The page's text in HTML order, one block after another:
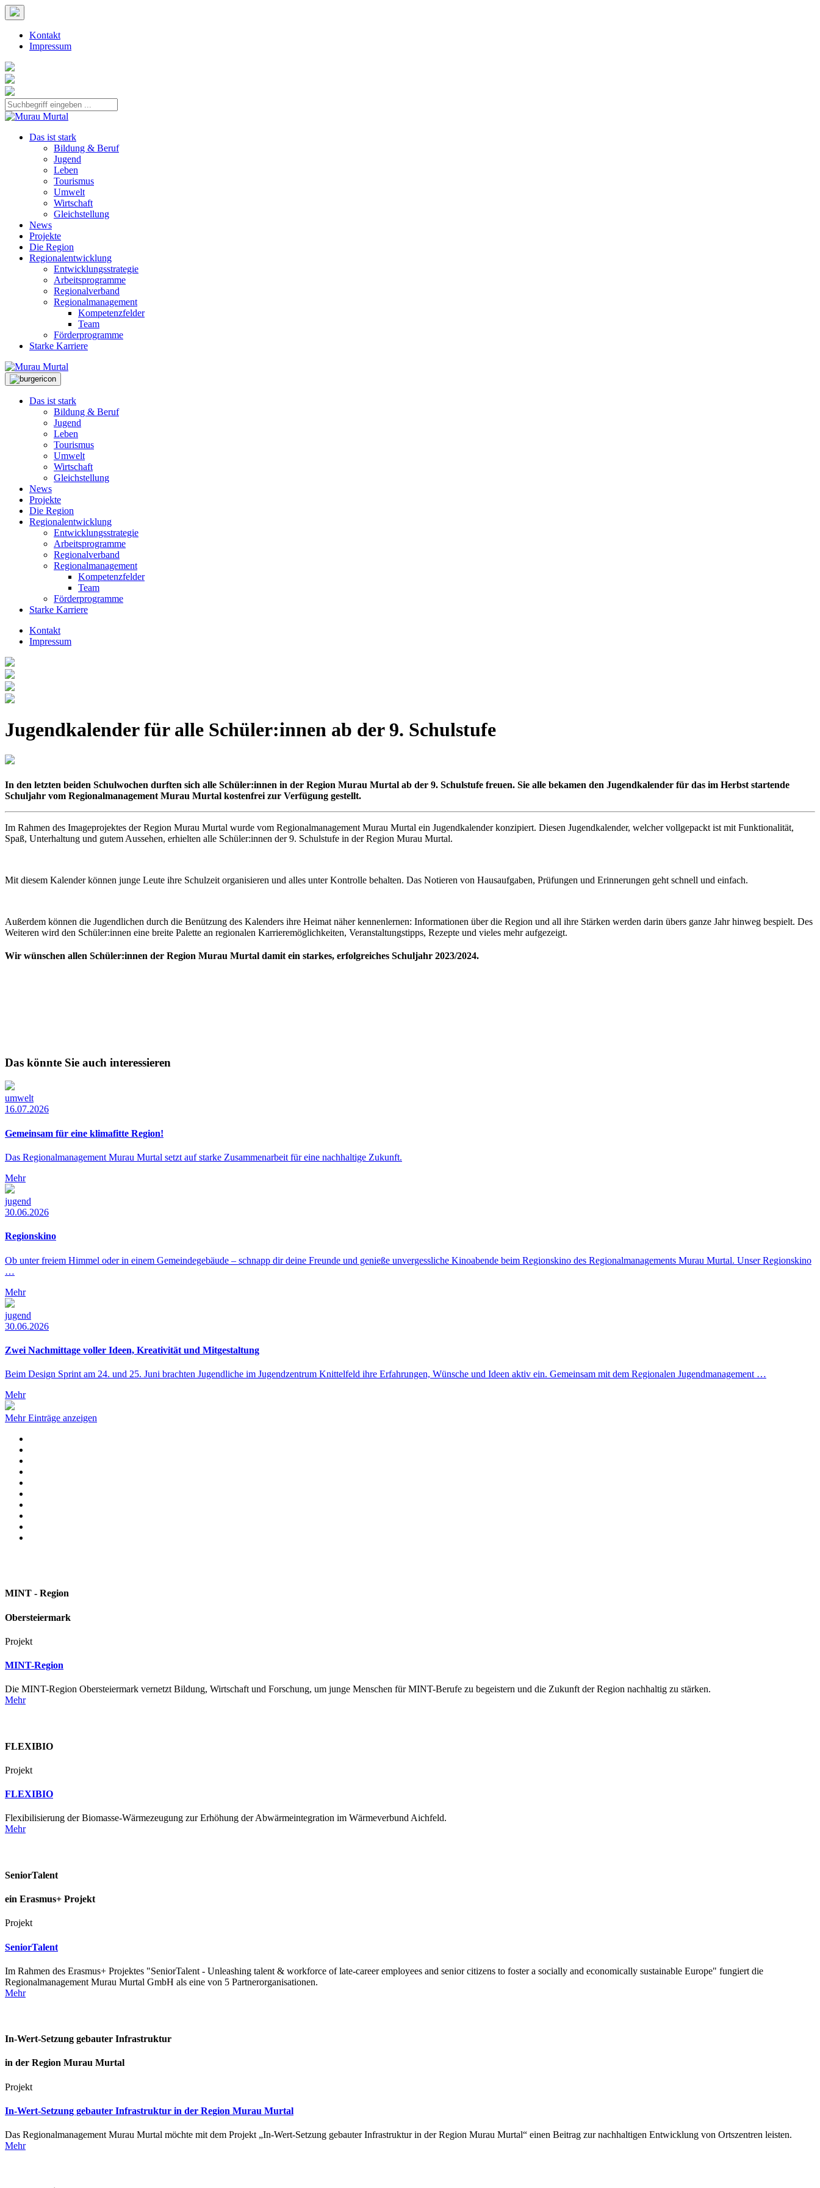
Kontakt
Impressum
Das ist stark
Bildung & Beruf
Jugend
Leben
Tourismus
Umwelt
Wirtschaft
Gleichstellung
News
Projekte
Die Region
Regionalentwicklung
Entwicklungsstrategie
Arbeitsprogramme
Regionalverband
Regionalmanagement
Kompetenzfelder
Team
Förderprogramme
Starke Karriere
Das ist stark
Bildung & Beruf
Jugend
Leben
Tourismus
Umwelt
Wirtschaft
Gleichstellung
News
Projekte
Die Region
Regionalentwicklung
Entwicklungsstrategie
Arbeitsprogramme
Regionalverband
Regionalmanagement
Kompetenzfelder
Team
Förderprogramme
Starke Karriere
Kontakt
Impressum
Jugendkalender für alle Schüler:innen ab der 9. Schulstufe
In den letzten beiden Schulwochen durften sich alle Schüler:innen in der Region Murau Murtal ab der 9. Schulstufe freuen. Sie alle bekamen den Jugendkalender für das im Herbst startende
Schuljahr vom Regionalmanagement Murau Murtal kostenfrei zur Verfügung gestellt.
Im Rahmen des Imageprojektes der Region Murau Murtal wurde vom Regionalmanagement Murau Murtal ein Jugendkalender konzipiert. Diesen Jugendkalender, welcher vollgepackt ist mit Funktionalität,
Spaß, Unterhaltung und gutem Aussehen, erhielten alle Schüler:innen der 9. Schulstufe in der Region Murau Murtal.
Mit diesem Kalender können junge Leute ihre Schulzeit organisieren und alles unter Kontrolle behalten. Das Notieren von Hausaufgaben, Prüfungen und Erinnerungen geht schnell und einfach.
Außerdem können die Jugendlichen durch die Benützung des Kalenders ihre Heimat näher kennenlernen: Informationen über die Region und all ihre Stärken werden darin übers ganze Jahr hinweg bespielt. Des
Weiteren wird den Schüler:innen eine breite Palette an regionalen Karrieremöglichkeiten, Veranstaltungstipps, Rezepte und vieles mehr aufgezeigt.
Wir wünschen allen Schüler:innen der Region Murau Murtal damit ein starkes, erfolgreiches Schuljahr 2023/2024.
Das könnte Sie auch interessieren
umwelt
16.07.2026
Gemeinsam für eine klimafitte Region!
Das Regionalmanagement Murau Murtal setzt auf starke Zusammenarbeit für eine nachhaltige Zukunft.
Mehr
jugend
30.06.2026
Regionskino
Ob unter freiem Himmel oder in einem Gemeindegebäude – schnapp dir deine Freunde und genieße unvergessliche Kinoabende beim Regionskino des Regionalmanagements Murau Murtal. Unser Regionskino
…
Mehr
jugend
30.06.2026
Zwei Nachmittage voller Ideen, Kreativität und Mitgestaltung
Beim Design Sprint am 24. und 25. Juni brachten Jugendliche im Jugendzentrum Knittelfeld ihre Erfahrungen, Wünsche und Ideen aktiv ein. Gemeinsam mit dem Regionalen Jugendmanagement …
Mehr
Mehr Einträge anzeigen
MINT - Region
Obersteiermark
Projekt
MINT-Region
Die MINT-Region Obersteiermark vernetzt Bildung, Wirtschaft und Forschung, um junge Menschen für MINT-Berufe zu begeistern und die Zukunft der Region nachhaltig zu stärken.
Mehr
FLEXIBIO
Projekt
FLEXIBIO
Flexibilisierung der Biomasse-Wärmezeugung zur Erhöhung der Abwärmeintegration im Wärmeverbund Aichfeld.
Mehr
SeniorTalent
ein Erasmus+ Projekt
Projekt
SeniorTalent
Im Rahmen des Erasmus+ Projektes "SeniorTalent - Unleashing talent & workforce of late-career employees and senior citizens to foster a socially and economically sustainable Europe" fungiert die
Regionalmanagement Murau Murtal GmbH als eine von 5 Partnerorganisationen.
Mehr
In-Wert-Setzung gebauter Infrastruktur
in der Region Murau Murtal
Projekt
In-Wert-Setzung gebauter Infrastruktur in der Region Murau Murtal
Das Regionalmanagement Murau Murtal möchte mit dem Projekt „In-Wert-Setzung gebauter Infrastruktur in der Region Murau Murtal“ einen Beitrag zur nachhaltigen Entwicklung von Ortszentren leisten.
Mehr